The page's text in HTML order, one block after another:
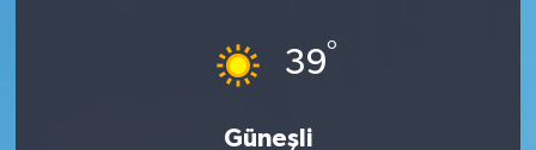
39°
Güneşli